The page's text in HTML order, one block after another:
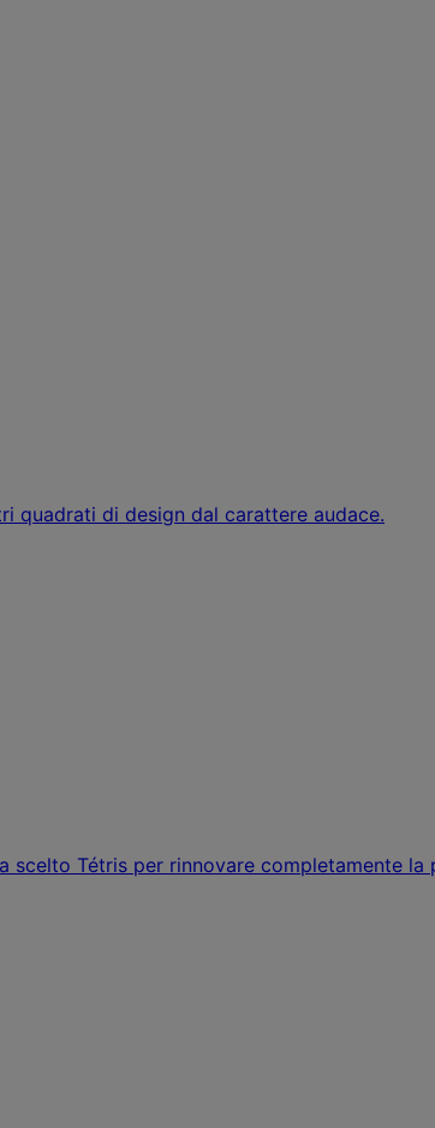
quadrati di design dal carattere audace.
Tétris per rinnovare completamente la